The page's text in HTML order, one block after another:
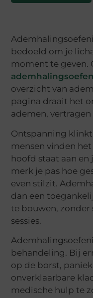
bedoeld om je
moment te geven.
overzicht van
pagina draait het
ademen,
Ontspanning
mensen vinden
hoofd staat aan
merk je pas hoe
even stilzit.
dan een
te bouwen,
sessies.
behandeling. Bij
op de borst,
onverklaarbare
medische hulp te